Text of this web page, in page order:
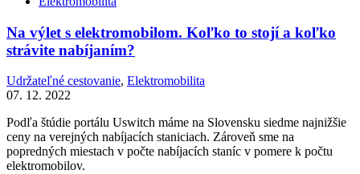
Na výlet s elektromobilom. Koľko to stojí a koľko
strávite nabíjaním?
Udržateľné cestovanie, Elektromobilita
07. 12. 2022
Podľa štúdie portálu Uswitch máme na Slovensku siedme najnižšie
ceny na verejných nabíjacích staniciach. Zároveň sme na
popredných miestach v počte nabíjacích staníc v pomere k počtu
elektromobilov.